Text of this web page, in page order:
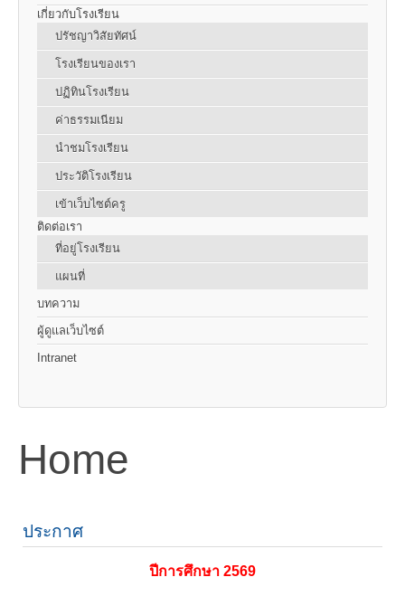
เกี่ยวกับโรงเรียน
ปรัชญาวิสัยทัศน์
โรงเรียนของเรา
ปฏิทินโรงเรียน
ค่าธรรมเนียม
นำชมโรงเรียน
ประวัติโรงเรียน
เข้าเว็บไซต์ครู
ติดต่อเรา
ที่อยู่โรงเรียน
แผนที่
บทความ
ผู้ดูแลเว็บไซต์
Intranet
Home
ประกาศ
ปีการศึกษา 2569